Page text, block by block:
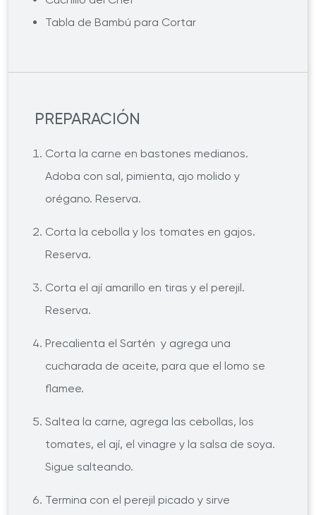
Tabla de Bambú para Cortar
PREPARACIÓN
Corta la carne en bastones medianos.
Adoba con sal, pimienta, ajo molido y
orégano. Reserva.
Corta la cebolla y los tomates en gajos.
Reserva.
Corta el ají amarillo en tiras y el perejil.
Reserva.
Precalienta el Sartén y agrega una
cucharada de aceite, para que el lomo se
flamee.
Saltea la carne, agrega las cebollas, los
tomates, el ají, el vinagre y la salsa de soya.
Sigue salteando.
Termina con el perejil picado y sirve